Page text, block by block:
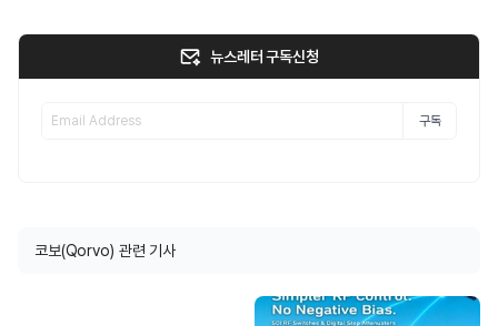
뉴스레터 구독신청
구독
코보(Qorvo) 관련 기사